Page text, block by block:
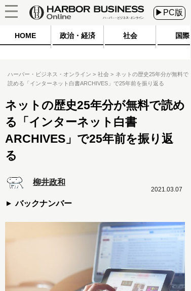
▶PC版
HOME 政治・経済 社会 国際
ハーバー・ビジネス・オンライン 社会
ネットの歴史25年分が無料で
読める「インターネット白書ARCHIVES」で25年前を振り返る
ネットの歴史25年分が無料で読め
る「インターネット白書
ARCHIVES」で25年前を振り返
る
柳井政和
バックナンバー
2021.03.07